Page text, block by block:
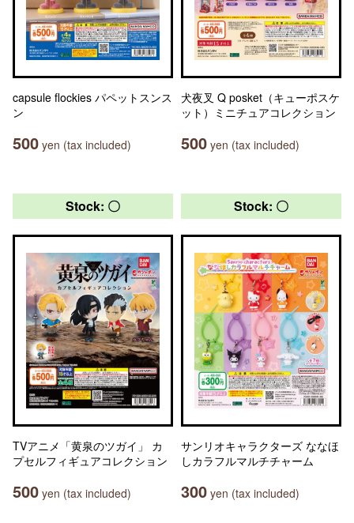
capsule flockies パペットスンス
ン
500 yen (tax included)
犬夜叉 Q posket（キューポスケ
ット）ミニチュアコレクション
500 yen (tax included)
Stock: 〇
TVアニメ「黄泉のツガイ」 カ
プセルフィギュアコレクション
500 yen (tax included)
Stock: 〇
サンリオキャラクターズ ななほ
しカラフルマルチチャーム
300 yen (tax included)